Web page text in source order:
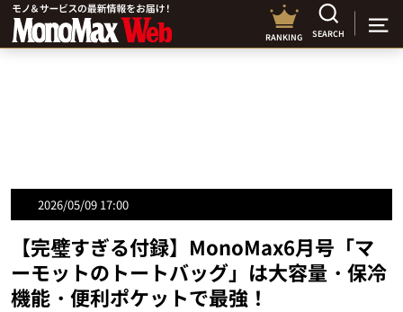
RANKING SEARCH
2026/05/09 17:00
【完璧すぎる付録】MonoMax6月号「マ
ーモットのトートバッグ」は大容量・保冷
機能・便利ポケットで最強！